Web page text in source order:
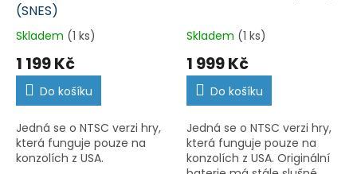
(SNES)
Skladem (1 ks)
1 199 Kč
Do košíku
Jedná se o NTSC verzi hry,
která funguje pouze na
konzolích z USA.
Skladem (1 ks)
1 999 Kč
Do košíku
Jedná se o NTSC verzi hry,
která funguje pouze na
konzolích z USA. Originální